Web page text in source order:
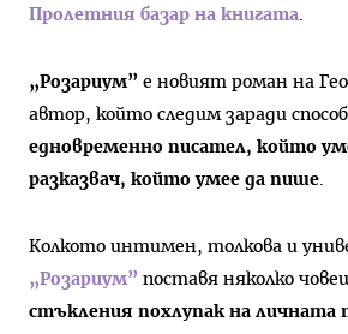
Пролетния базар на книгата.
„Розариум” е новият роман на
автор, който следим заради
едновременно писател, който
разказвач, който умее да пише
Колкото интимен, толкова и
„Розариум” поставя няколко
стъкления похлупак на личната